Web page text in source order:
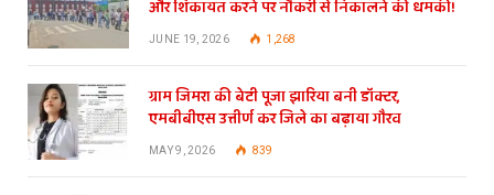
और शिकायत करने पर नौकरी से निकालने की धमकी!
JUNE 19, 2026 1,268
ग्राम जिमरा की बेटी पूजा झारिया बनी डॉक्टर,
एमबीबीएस उत्तीर्ण कर जिले का बढ़ाया गौरव
MAY 9, 2026 839